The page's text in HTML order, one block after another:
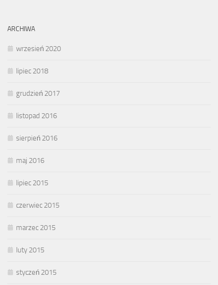
ARCHIWA
wrzesień 2020
lipiec 2018
grudzień 2017
listopad 2016
sierpień 2016
maj 2016
lipiec 2015
czerwiec 2015
marzec 2015
luty 2015
styczeń 2015